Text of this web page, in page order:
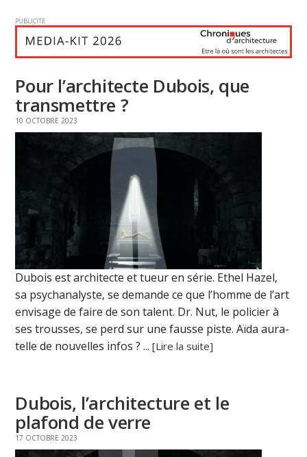
PUBLICITE
Pour l’architecte Dubois, que
transmettre ?
10 OCTOBRE 2023
Dubois est architecte et tueur en série. Ethel Hazel,
sa psychanalyste, se demande ce que l’homme de l’art
envisage de faire de son talent. Dr. Nut, le policier à
ses trousses, se perd sur une fausse piste. Aïda aura-
telle de nouvelles infos ? ...[Lire la suite]
Dubois, l’architecture et le
plafond de verre
17 OCTOBRE 2023